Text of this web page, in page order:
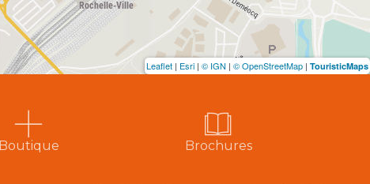
Leaflet | Esri | © IGN | © OpenStreetMap | TouristicMaps
Boutique Brochures